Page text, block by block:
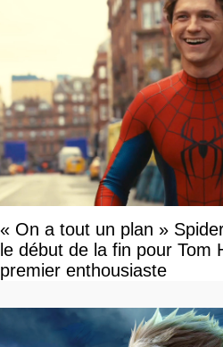
« On a tout un plan »
le début de la fin pour Tom
premier enthousiaste